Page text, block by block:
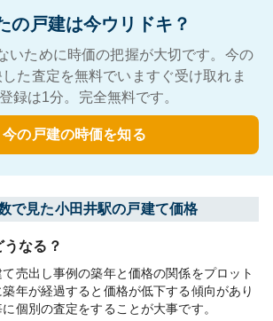
の戸建は今ウリドキ？
いために時価の把握が大切です。今の
た査定を無料でいますぐ受け取れま
録は1分。完全無料です。
今の戸建の時価を知る
で見た小田井駅の戸建て価格
なる？
売出し事例の築年と価格の関係をプロット
年が経過すると価格が低下する傾向があり
個別の査定をすることが大事です。